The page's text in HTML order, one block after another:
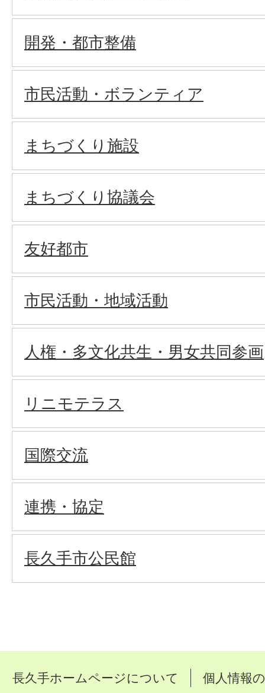
開発・都市整備
市民活動・ボランティア
まちづくり施設
まちづくり協議会
友好都市
市民活動・地域活動
人権・多文化共生・男女共同参画
リニモテラス
国際交流
連携・協定
長久手市公民館
長久手ホームページについて 個人情報